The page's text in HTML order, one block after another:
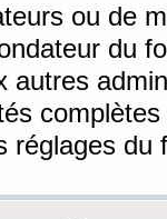
ou de
du
autres
réglages du